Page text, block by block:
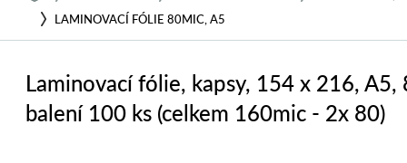
LAMINOVACÍ FÓLIE 80MIC, A5
Laminovací fólie, kapsy, 154 x 216, A5,
balení 100 ks (celkem 160mic - 2x 80)